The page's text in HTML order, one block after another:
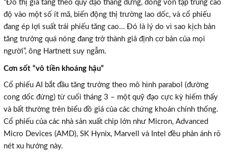
“Đồ thị giá tăng theo quỹ đạo thẳng đứng, dòng vốn tập trung cao
độ vào một số ít mã, biến động thị trường lao dốc, và cổ phiếu
đang ép lợi suất trái phiếu tăng cao… Đó là lý do vì sao kịch bản
tăng trưởng quá nóng đang trở thành giả định cơ bản của mọi
người”, ông Hartnett suy ngẫm.
Cơn sốt “vô tiền khoáng hậu”
Cổ phiếu AI bắt đầu tăng trưởng theo mô hình parabol (đường
cong dốc đứng) từ cuối tháng 3 – một quỹ đạo cực kỳ hiếm thấy
và bất thường trên biểu đồ giá của các chứng khoán chính thống.
Cổ phiếu của các nhà sản xuất chip lớn như Micron, Advanced
Micro Devices (AMD), SK Hynix, Marvell và Intel đều phản ánh rõ
nét xu hướng này.